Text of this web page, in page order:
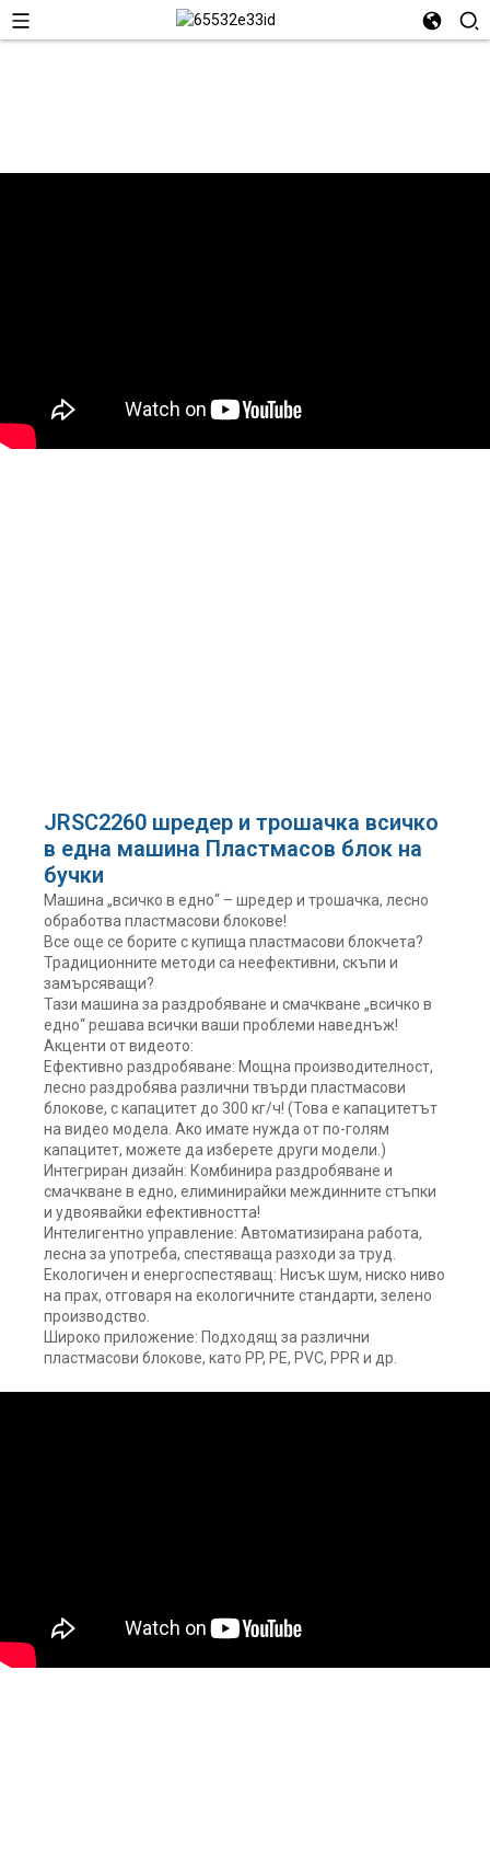
JRSC2260 шредер и трошачка всичко
в една машина Пластмасов блок на
бучки
Машина „всичко в едно“ – шредер и трошачка, лесно
обработва пластмасови блокове!
Все още се борите с купища пластмасови блокчета?
Традиционните методи са неефективни, скъпи и
замърсяващи?
Тази машина за раздробяване и смачкване „всичко в
едно“ решава всички ваши проблеми наведнъж!
Акценти от видеото:
Ефективно раздробяване: Мощна производителност,
лесно раздробява различни твърди пластмасови
блокове, с капацитет до 300 кг/ч! (Това е капацитетът
на видео модела. Ако имате нужда от по-голям
капацитет, можете да изберете други модели.)
Интегриран дизайн: Комбинира раздробяване и
смачкване в едно, елиминирайки междинните стъпки
и удвоявайки ефективността!
Интелигентно управление: Автоматизирана работа,
лесна за употреба, спестяваща разходи за труд.
Екологичен и енергоспестяващ: Нисък шум, ниско ниво
на прах, отговаря на екологичните стандарти, зелено
производство.
Широко приложение: Подходящ за различни
пластмасови блокове, като PP, PE, PVC, PPR и др.